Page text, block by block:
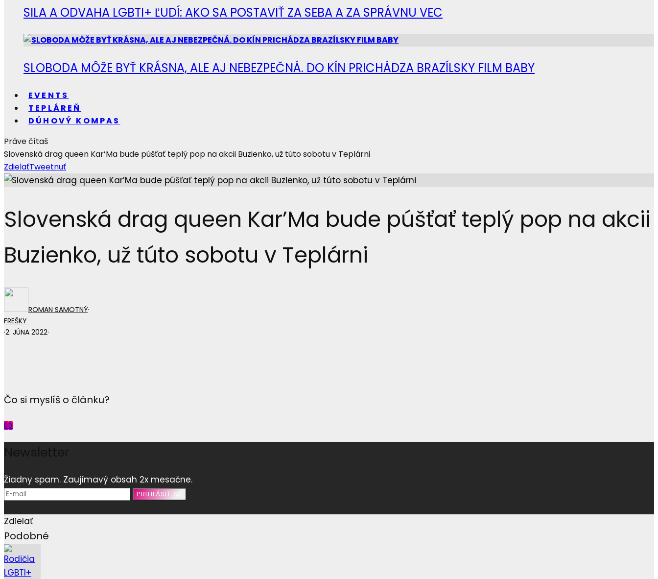
SILA A ODVAHA LGBTI+ ĽUDÍ: AKO SA POSTAVIŤ ZA SEBA A ZA SPRÁVNU VEC
SLOBODA MÔŽE BYŤ KRÁSNA, ALE AJ NEBEZPEČNÁ. DO KÍN PRICHÁDZA BRAZÍLSKY FILM BABY
EVENTS
TEPLÁREŇ
DÚHOVÝ KOMPAS
Práve čítaš
Slovenská drag queen Kar’Ma bude púšťať teplý pop na akcii Buzienko, už túto sobotu v Teplárni
ZdielaťTweetnuť
Slovenská drag queen Kar’Ma bude púšťať teplý pop na akcii
Buzienko, už túto sobotu v Teplárni
ROMAN SAMOTNÝ·
FREŠKY
·2. JÚNA 2022·
Čo si myslíš o článku?
00
Žiadny spam. Zaujímavý obsah 2x mesačne.
Zdielať
Podobné